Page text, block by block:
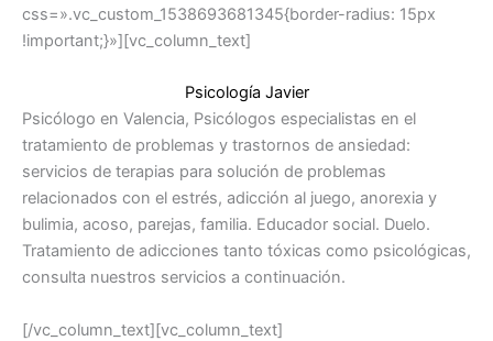
css=».vc_custom_1538693681345{border-radius: 15px
!important;}»][vc_column_text]
Psicología Javier
Psicólogo en Valencia, Psicólogos especialistas en el
tratamiento de problemas y trastornos de ansiedad:
servicios de terapias para solución de problemas
relacionados con el estrés, adicción al juego, anorexia y
bulimia, acoso, parejas, familia. Educador social. Duelo.
Tratamiento de adicciones tanto tóxicas como psicológicas,
consulta nuestros servicios a continuación.
[/vc_column_text][vc_column_text]